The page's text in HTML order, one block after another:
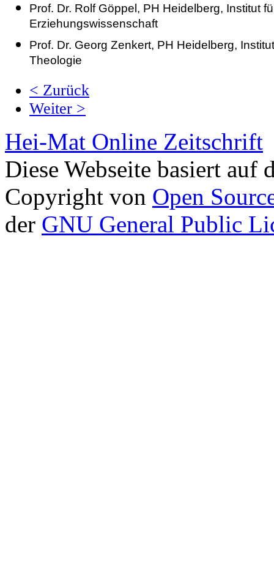
Prof. Dr. Rolf Göppel, PH Heidelberg, Institut
Erziehungswissenschaft
Prof. Dr. Georg Zenkert, PH Heidelberg,
Theologie
< Zurück
Weiter >
Hei-Mat Online Zeitschrift
Diese Webseite basiert auf
Copyright von Open
der GNU General Public